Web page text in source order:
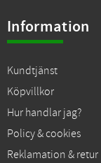
Information
Kundtjänst
Köpvillkor
Hur handlar jag?
Policy & cookies
Reklamation & retur